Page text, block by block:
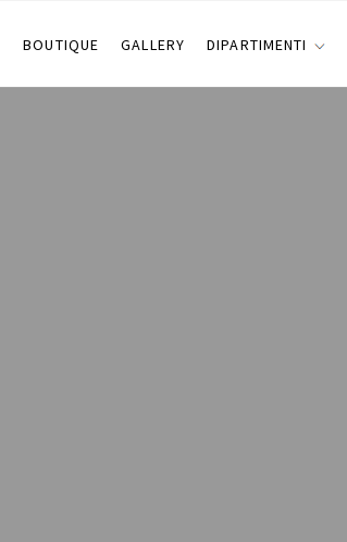
BOUTIQUE GALLERY DIPARTIMENTI